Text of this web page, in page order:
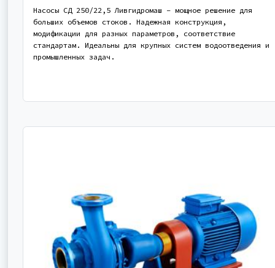
Насосы СД 250/22,5 Ливгидромаш – мощное решение для
больших объемов стоков. Надежная конструкция,
модификации для разных параметров, соответствие
стандартам. Идеальны для крупных систем водоотведения и
промышленных задач.